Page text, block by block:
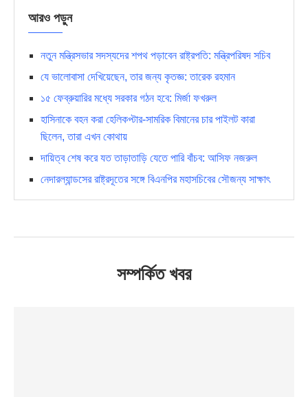
আরও পড়ুন
নতুন মন্ত্রিসভার সদস্যদের শপথ পড়াবেন রাষ্ট্রপতি: মন্ত্রিপরিষদ সচিব
যে ভালোবাসা দেখিয়েছেন, তার জন্য কৃতজ্ঞ: তারেক রহমান
১৫ ফেব্রুয়ারির মধ্যে সরকার গঠন হবে: মির্জা ফখরুল
হাসিনাকে বহন করা হেলিকপ্টার-সামরিক বিমানের চার পাইলট কারা
ছিলেন, তারা এখন কোথায়
দায়িত্ব শেষ করে যত তাড়াতাড়ি যেতে পারি বাঁচব: আসিফ নজরুল
নেদারল্যান্ডসের রাষ্ট্রদূতের সঙ্গে বিএনপির মহাসচিবের সৌজন্য সাক্ষাৎ
সম্পর্কিত খবর